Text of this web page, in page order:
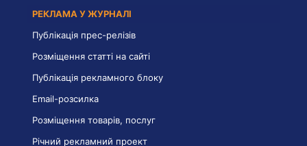
РЕКЛАМА У ЖУРНАЛІ
Публікація прес-релізів
Розміщення статті на сайті
Публікація рекламного блоку
Email-розсилка
Розміщення товарів, послуг
Річний рекламний проект